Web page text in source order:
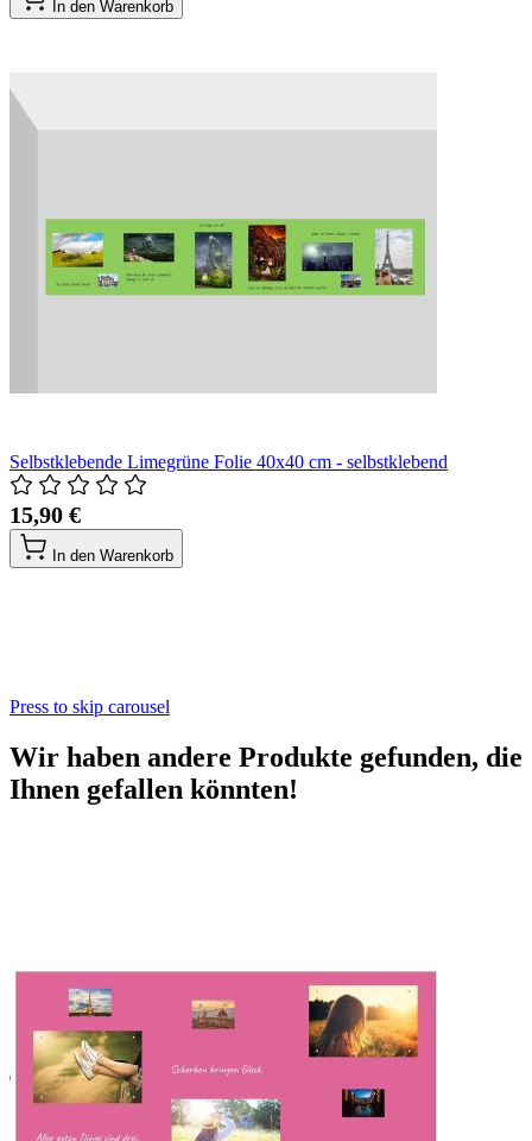
In den Warenkorb
Selbstklebende Limegrüne Folie 40x40 cm - selbstklebend
15,90 €
In den Warenkorb
Press to skip carousel
Wir haben andere Produkte gefunden, die
Ihnen gefallen könnten!